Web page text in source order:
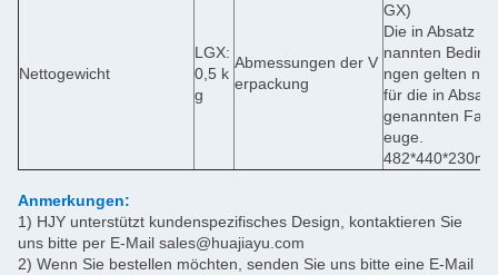
Nettogewicht
LGX:
0,5 k
g
Abmessungen der V
erpackung
GX)
Die in Absatz 1
nannten
ngen gelten
für die in
genannten
euge.
Anmerkungen:
1) HJY unterstützt kundenspezifisches Design, kontaktieren Sie
uns bitte per E-Mail sales@huajiayu.com
2) Wenn Sie bestellen möchten, senden Sie uns bitte eine E-Mail